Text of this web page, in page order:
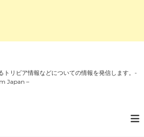
トリビア情報などについての情報を発信します。-
Japan –